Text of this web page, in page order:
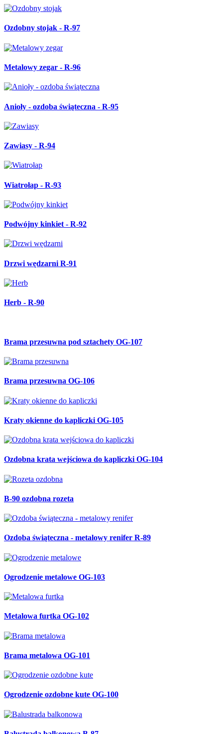
Ozdobny stojak - R-97
Metalowy zegar - R-96
Anioły - ozdoba świąteczna - R-95
Zawiasy - R-94
Wiatrołap - R-93
Podwójny kinkiet - R-92
Drzwi wędzarni R-91
Herb - R-90
Brama przesuwna pod sztachety OG-107
Brama przesuwna OG-106
Kraty okienne do kapliczki OG-105
Ozdobna krata wejściowa do kapliczki OG-104
B-90 ozdobna rozeta
Ozdoba świąteczna - metalowy renifer R-89
Ogrodzenie metalowe OG-103
Metalowa furtka OG-102
Brama metalowa OG-101
Ogrodzenie ozdobne kute OG-100